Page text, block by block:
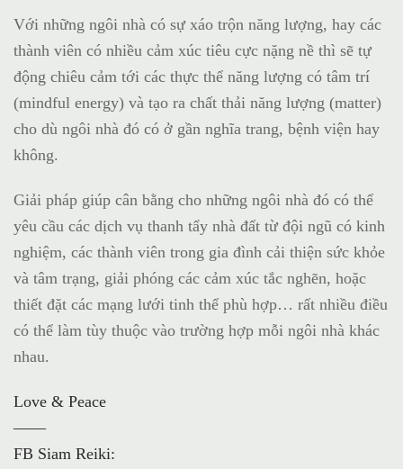
Với những ngôi nhà có sự xáo trộn năng lượng, hay các
thành viên có nhiều cảm xúc tiêu cực nặng nề thì sẽ tự
động chiêu cảm tới các thực thể năng lượng có tâm trí
(mindful energy) và tạo ra chất thải năng lượng (matter)
cho dù ngôi nhà đó có ở gần nghĩa trang, bệnh viện hay
không.
Giải pháp giúp cân bằng cho những ngôi nhà đó có thể
yêu cầu các dịch vụ thanh tẩy nhà đất từ đội ngũ có kinh
nghiệm, các thành viên trong gia đình cải thiện sức khỏe
và tâm trạng, giải phóng các cảm xúc tắc nghẽn, hoặc
thiết đặt các mạng lưới tinh thể phù hợp… rất nhiều điều
có thể làm tùy thuộc vào trường hợp mỗi ngôi nhà khác
nhau.
Love & Peace
——
FB Siam Reiki: